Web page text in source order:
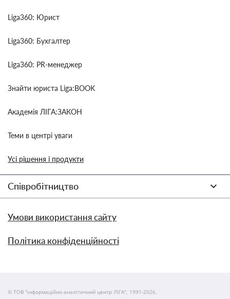
Liga360: Юрист
Liga360: Бухгалтер
Liga360: PR-менеджер
Знайти юриста Liga:BOOK
Академія ЛІГА:ЗАКОН
Теми в центрі уваги
Усі рішення і продукти
Співробітництво
Умови використання сайту
Політика конфіденційності
© ТОВ "інформаційно-аналітичний центр ЛІГА", 1991-2026.